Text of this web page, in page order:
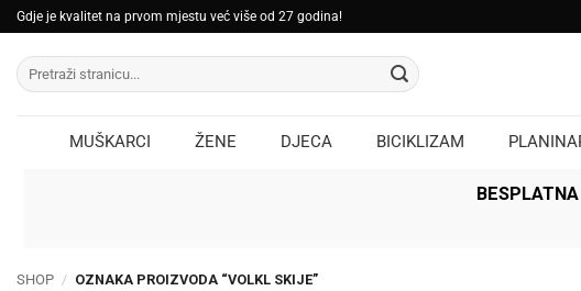
Skip
to
content
Gdje je kvalitet na prvom mjestu već više od 27 godina!
Pretraži:
MUŠKARCI ŽENE DJECA BICIKLIZAM
SHOP / OZNAKA PROIZVODA “VOLKL SKIJE”